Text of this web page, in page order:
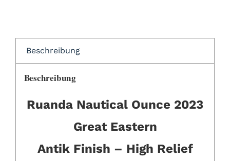
Beschreibung
Beschreibung
Ruanda Nautical Ounce 2023
Great Eastern
Antik Finish – High Relief